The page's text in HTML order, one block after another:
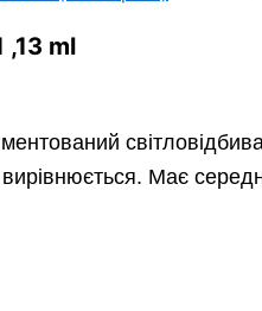
,13 ml
Має